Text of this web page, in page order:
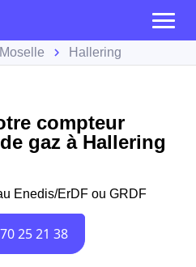
Moselle Hallering